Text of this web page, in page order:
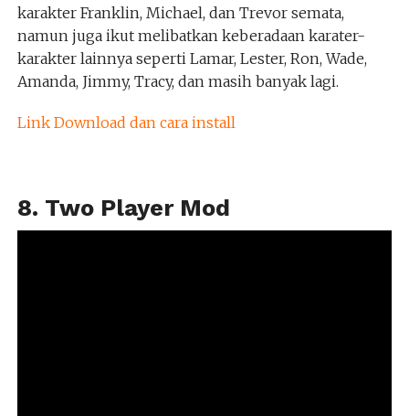
karakter Franklin, Michael, dan Trevor semata,
namun juga ikut melibatkan keberadaan karater-
karakter lainnya seperti Lamar, Lester, Ron, Wade,
Amanda, Jimmy, Tracy, dan masih banyak lagi.
Link Download dan cara install
8. Two Player Mod